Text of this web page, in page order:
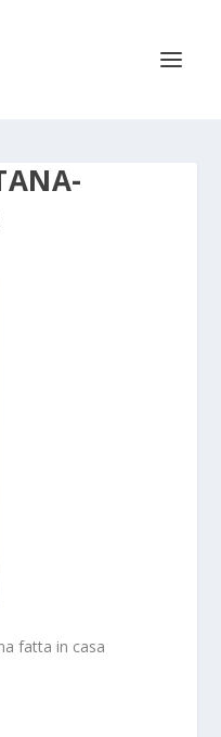
fatta in casa